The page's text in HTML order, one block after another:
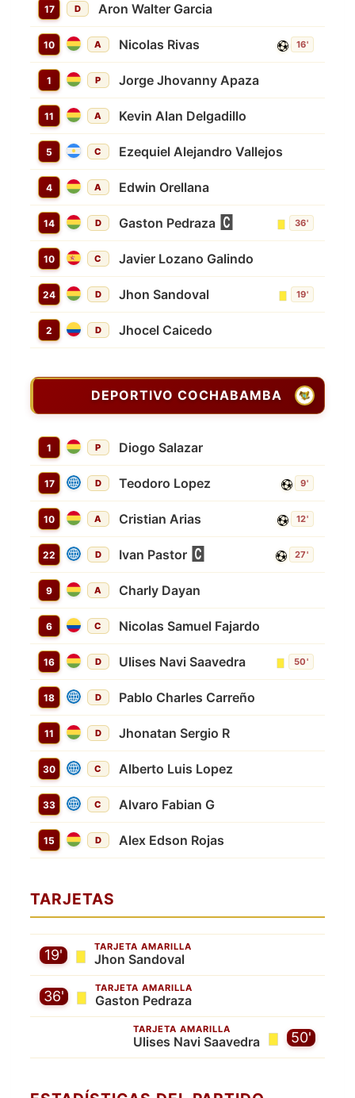
17 D Aron Walter Garcia
10 A Nicolas Rivas 16'
1 P Jorge Jhovanny Apaza
11 A Kevin Alan Delgadillo
5 C Ezequiel Alejandro Vallejos
4 A Edwin Orellana
14 D Gaston Pedraza 36'
10 C Javier Lozano Galindo
24 D Jhon Sandoval 19'
2 D Jhocel Caicedo
DEPORTIVO COCHABAMBA
1 P Diogo Salazar
17 D Teodoro Lopez 9'
10 A Cristian Arias 12'
22 D Ivan Pastor 27'
9 A Charly Dayan
6 C Nicolas Samuel Fajardo
16 D Ulises Navi Saavedra 50'
18 D Pablo Charles Carreño
11 D Jhonatan Sergio R
30 C Alberto Luis Lopez
33 C Alvaro Fabian G
15 D Alex Edson Rojas
TARJETAS
TARJETA AMARILLA
Jhon Sandoval
19'
TARJETA AMARILLA
Gaston Pedraza
36'
50'
TARJETA AMARILLA
Ulises Navi Saavedra